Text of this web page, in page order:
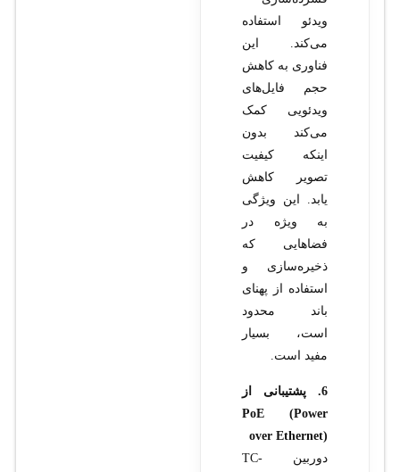
ویدئو استفاده
می‌کند. این
فناوری به کاهش
حجم فایل‌های
ویدئویی کمک
می‌کند بدون
اینکه کیفیت
تصویر کاهش
یابد. این ویژگی
به ویژه در
فضاهایی که
ذخیره‌سازی و
استفاده از پهنای
باند محدود
است، بسیار
مفید است.
6. پشتیبانی از
PoE (Power
over Ethernet)
دوربین TC-